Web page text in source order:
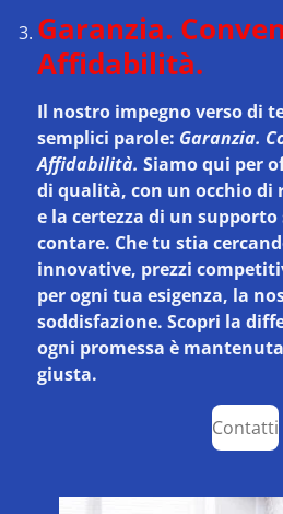
Garanzia.
Affidabilità.
Il nostro impegno verso di
semplici parole: Garanzia.
Affidabilità. Siamo qui per
di qualità, con un occhio di
e la certezza di un
contare. Che tu stia
innovative, prezzi
per ogni tua esigenza, la
soddisfazione. Scopri la
ogni promessa è
giusta.
Contatti